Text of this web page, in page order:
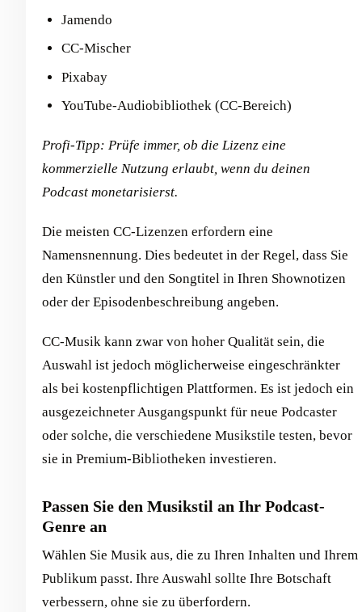
Jamendo
CC-Mischer
Pixabay
YouTube-Audiobibliothek (CC-Bereich)
Profi-Tipp: Prüfe immer, ob die Lizenz eine
kommerzielle Nutzung erlaubt, wenn du deinen
Podcast monetarisierst.
Die meisten CC-Lizenzen erfordern eine
Namensnennung. Dies bedeutet in der Regel, dass Sie
den Künstler und den Songtitel in Ihren Shownotizen
oder der Episodenbeschreibung angeben.
CC-Musik kann zwar von hoher Qualität sein, die
Auswahl ist jedoch möglicherweise eingeschränkter
als bei kostenpflichtigen Plattformen. Es ist jedoch ein
ausgezeichneter Ausgangspunkt für neue Podcaster
oder solche, die verschiedene Musikstile testen, bevor
sie in Premium-Bibliotheken investieren.
Passen Sie den Musikstil an Ihr Podcast-
Genre an
Wählen Sie Musik aus, die zu Ihren Inhalten und Ihrem
Publikum passt. Ihre Auswahl sollte Ihre Botschaft
verbessern, ohne sie zu überfordern.